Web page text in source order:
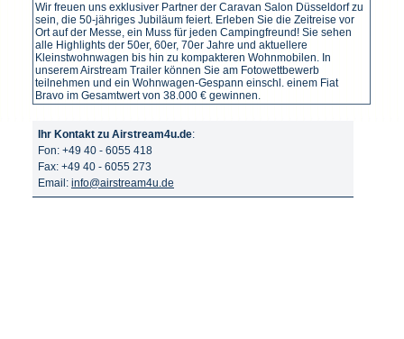
Wir freuen uns exklusiver Partner der Caravan Salon Düsseldorf zu
sein, die 50-jähriges Jubiläum feiert. Erleben Sie die Zeitreise vor
Ort auf der Messe, ein Muss für jeden Campingfreund! Sie sehen
alle Highlights der 50er, 60er, 70er Jahre und aktuellere
Kleinstwohnwagen bis hin zu kompakteren Wohnmobilen. In
unserem Airstream Trailer können Sie am Fotowettbewerb
teilnehmen und ein Wohnwagen-Gespann einschl. einem Fiat
Bravo im Gesamtwert von 38.000 € gewinnen.
Ihr Kontakt zu Airstream4u.de:
Fon: +49 40 - 6055 418
Fax: +49 40 - 6055 273
Email: info@airstream4u.de